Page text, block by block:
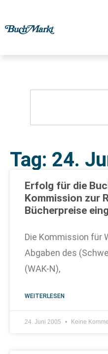
Tag: 24.
Erfolg für die
Kommission zur
Bücherpreise
Die Kommission für
Abgaben des
(WAK-N),
WEITERLESEN
24. Juni 2005 Keine